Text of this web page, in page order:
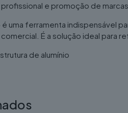
e promoção de marcas
é uma ferramenta indispensável
É a solução ideal para
de alumínio